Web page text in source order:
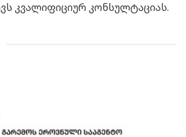
კვალიფიციურ კონსულტაციას.